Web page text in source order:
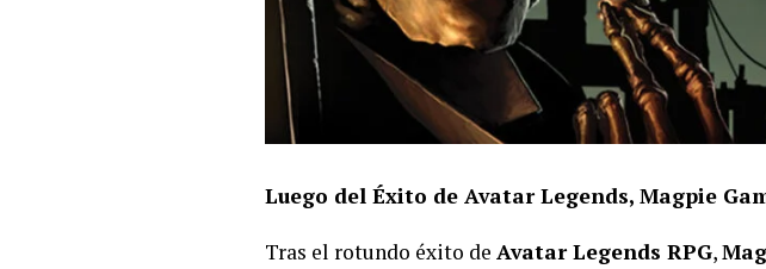
Luego del Éxito de Avatar Legends, Magpie
Tras el rotundo éxito de Avatar Legends RPG,